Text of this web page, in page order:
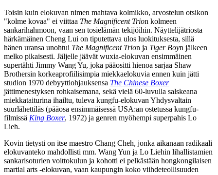
Toisin kuin elokuvan nimen mahtava kolmikko, arvostelun otsikon
"kolme kovaa" ei viittaa The Magnificent Trion kolmeen
sankarihahmoon, vaan sen tosielämän tekijöihin. Näyttelijätriosta
härkämäinen Cheng Lui on tiputettava ulos luokituksesta, sillä
hänen uransa unohtui The Magnificent Trion ja Tiger Boyn jälkeen
melko pikaisesti. Jäljelle jäävät wuxia-elokuvan ensimmäinen
supertähti Jimmy Wang Yu, joka pääositti hienoa sarjaa Shaw
Brothersin korkeaprofiilisimpia miekkaelokuvia ennen kuin jätti
studion 1970 debyyttiohjauksensa The Chinese Boxer
jättimenestyksen rohkaisemana, sekä vielä 60‑luvulla salskeana
miekkataiturina ihailtu, tuleva kungfu-elokuvan Yhdysvaltain
suurlähettiläs (pääosa ensimmäisessä USA:an ostetussa kungfu-
filmissä King Boxer, 1972) ja genren myöhempi superpahis Lo
Lieh.
Kovin tietysti on itse maestro Chang Cheh, jonka aikanaan radikaali
elokuvanteko mahdollisti mm. Wang Yun ja Lo Liehin lihallistamien
sankarisoturien voittokulun ja kohotti ei pelkästään hongkongilaisen
martial arts ‑elokuvan, vaan kaupungin koko viihdeteollisuuden